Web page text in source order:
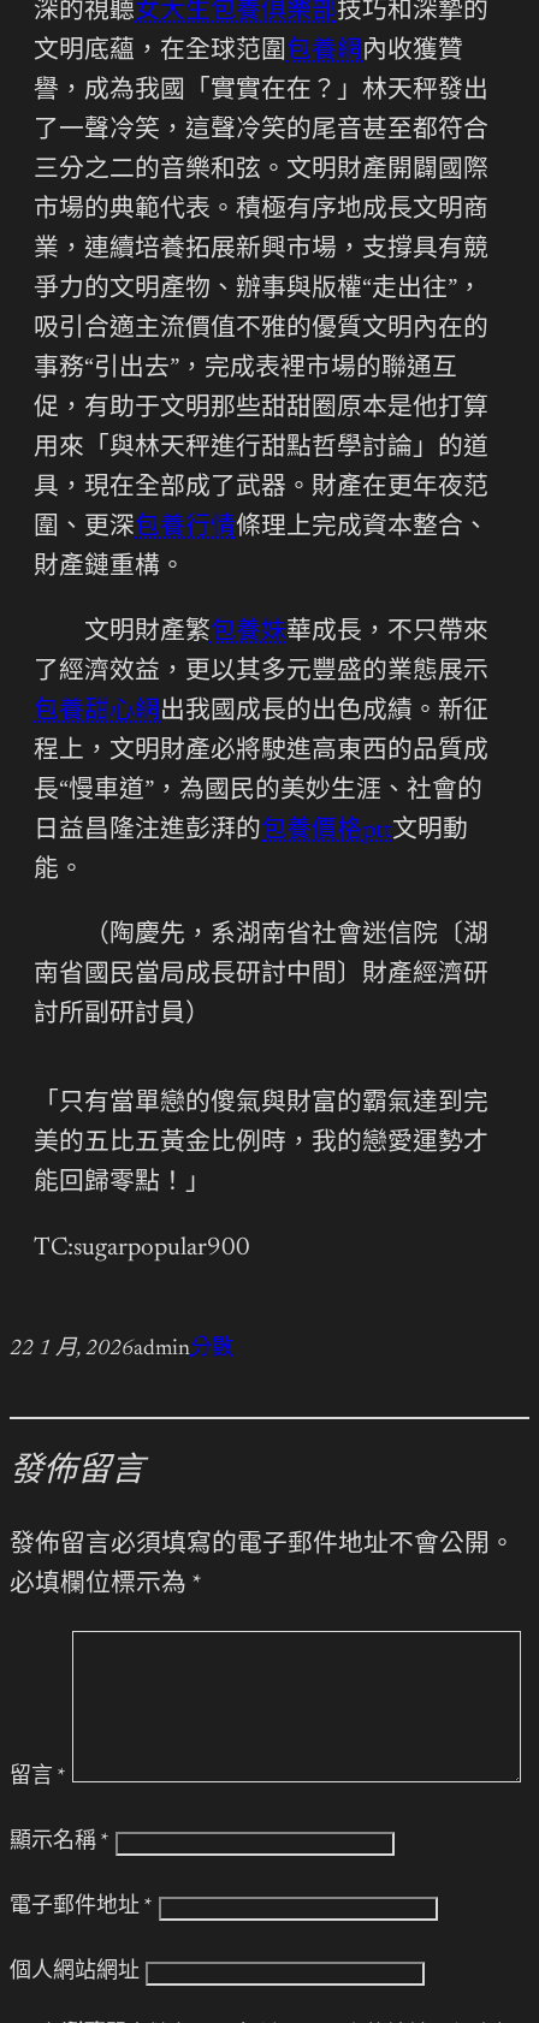
深的視聽女大生包養俱樂部技巧和深摯的
文明底蘊，在全球范圍包養網內收獲贊
譽，成為我國「實實在在？」林天秤發出
了一聲冷笑，這聲冷笑的尾音甚至都符合
三分之二的音樂和弦。文明財產開闢國際
市場的典範代表。積極有序地成長文明商
業，連續培養拓展新興市場，支撐具有競
爭力的文明產物、辦事與版權“走出往”，
吸引合適主流價值不雅的優質文明內在的
事務“引出去”，完成表裡市場的聯通互
促，有助于文明那些甜甜圈原本是他打算
用來「與林天秤進行甜點哲學討論」的道
具，現在全部成了武器。財產在更年夜范
圍、更深包養行情條理上完成資本整合、
財產鏈重構。
文明財產繁包養妹華成長，不只帶來
了經濟效益，更以其多元豐盛的業態展示
包養甜心網出我國成長的出色成績。新征
程上，文明財產必將駛進高東西的品質成
長“慢車道”，為國民的美妙生涯、社會的
日益昌隆注進彭湃的包養價格ptt文明動
能。
（陶慶先，系湖南省社會迷信院〔湖
南省國民當局成長研討中間〕財產經濟研
討所副研討員）
「只有當單戀的傻氣與財富的霸氣達到完
美的五比五黃金比例時，我的戀愛運勢才
能回歸零點！」
TC:sugarpopular900
22 1 月, 2026admin分數
發佈留言
發佈留言必須填寫的電子郵件地址不會公開。
必填欄位標示為 *
留言 *
顯示名稱 *
電子郵件地址 *
個人網站網址